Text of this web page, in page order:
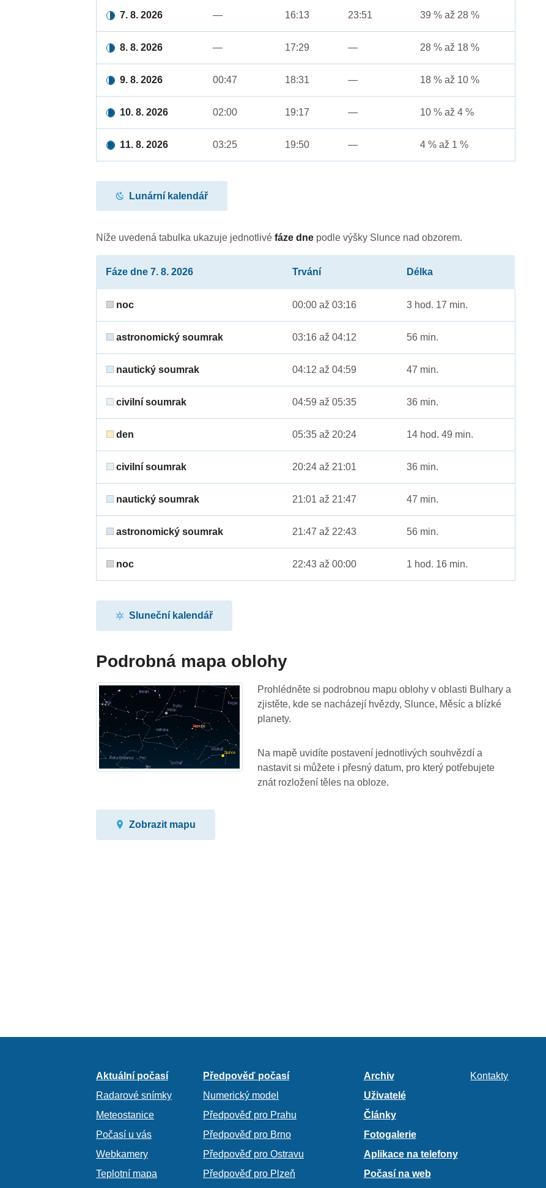
7. 8. 2026 — 16:13 23:51 39 % až 28 %
8. 8. 2026 — 17:29 — 28 % až 18 %
9. 8. 2026 00:47 18:31 — 18 % až 10 %
10. 8. 2026 02:00 19:17 — 10 % až 4 %
11. 8. 2026 03:25 19:50 — 4 % až 1 %
Lunární kalendář
Níže uvedená tabulka ukazuje jednotlivéfáze dne podle výšky Slunce nad obzorem.
Fáze dne 7. 8. 2026 Trvání Délka
noc 00:00 až 03:16 3 hod. 17 min.
astronomický soumrak 03:16 až 04:12 56 min.
nautický soumrak 04:12 až 04:59 47 min.
civilní soumrak 04:59 až 05:35 36 min.
den 05:35 až 20:24 14 hod. 49 min.
civilní soumrak 20:24 až 21:01 36 min.
nautický soumrak 21:01 až 21:47 47 min.
astronomický soumrak 21:47 až 22:43 56 min.
noc 22:43 až 00:00 1 hod. 16 min.
Sluneční kalendář
Podrobná mapa oblohy
Prohlédněte si podrobnou mapu oblohy v oblasti Bulhary a
zjistěte, kde se nacházejí hvězdy, Slunce, Měsíc a blízké
planety.
Na mapě uvidíte postavení jednotlivých souhvězdí a
nastavit si můžete i přesný datum, pro který potřebujete
znát rozložení těles na obloze.
Zobrazit mapu
Aktuální počasí
Radarové snímky
Meteostanice
Počasí u vás
Webkamery
Teplotní mapa
Předpověď počasí
Numerický model
Předpověď pro Prahu
Předpověď pro Brno
Předpověď pro Ostravu
Předpověď pro Plzeň
Archiv
Uživatelé
Články
Fotogalerie
Aplikace na telefony
Počasí na web
Kontakty